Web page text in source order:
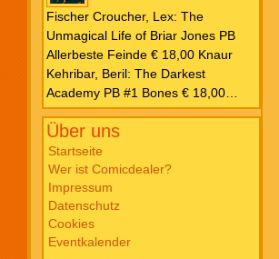
John: Die Weltenerschaffer Die
fantastische Freundschaft von C.S.
Lewis & J.R.R. Tolkien € 30,00
Weissblech Luba Wolfsschwanz #22
€ 4,90 Horror Schocker #81 € 4,90
Fischer Croucher, Lex: The
Unmagical Life of Briar Jones PB
Allerbeste Feinde € 18,00 Knaur
Kehribar, Beril: The Darkest
Academy PB #1 Bones € 18,00
Lübbe Odette, Tessonja: Fair Isle
Trilogie PB #3 To Spark a Fae War €
18,00 Bramble Hardcover Priest: Lie
Huo Jiao Chou HC #1 Drowning
Sorrows in Raging Fire € 25,00
Carlsen Davon, Isla: Blackened
Blade PB #3 Of Blackened Blood €
18,00
Über uns
Startseite
Wer ist Comicdealer?
Impressum
Datenschutz
Cookies
Eventkalender